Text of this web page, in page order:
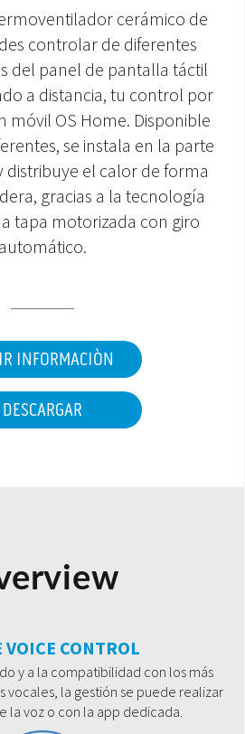
cerámico de
controlar de diferentes
del panel de pantalla táctil
a distancia, tu control por
móvil OS Home. Disponible
se instala en la parte
distribuye el calor de forma
gracias a la tecnología
tapa motorizada con giro
automático.
INFORMACIÒN
DESCARGAR
VOICE CONTROL
y a la compatibilidad con los más
vocales, la gestión se puede realizar
la voz o con la app dedicada.